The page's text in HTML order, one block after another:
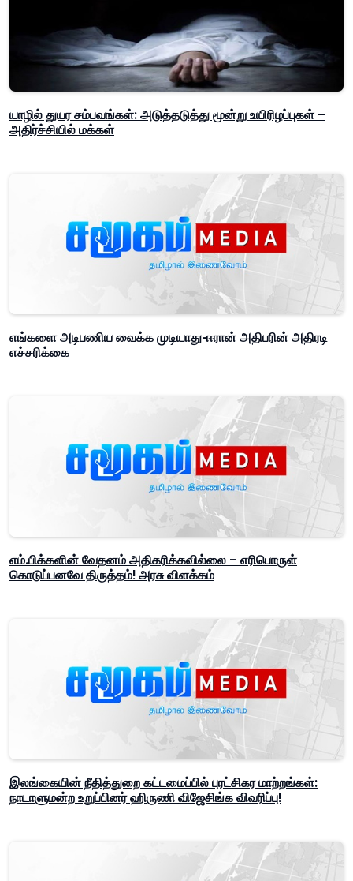
யாழில் துயர சம்பவங்கள்: அடுத்தடுத்து மூன்று உயிரிழப்புகள் –
அதிர்ச்சியில் மக்கள்
எங்களை அடிபணிய வைக்க முடியாது-ஈரான் அதிபரின் அதிரடி
எச்சரிக்கை
எம்.பிக்களின் வேதனம் அதிகரிக்கவில்லை – எரிபொருள்
கொடுப்பனவே திருத்தம்! அரசு விளக்கம்
இலங்கையின் நீதித்துறை கட்டமைப்பில் புரட்சிகர மாற்றங்கள்:
நாடாளுமன்ற உறுப்பினர் ஹிருணி விஜேசிங்க விவரிப்பு!